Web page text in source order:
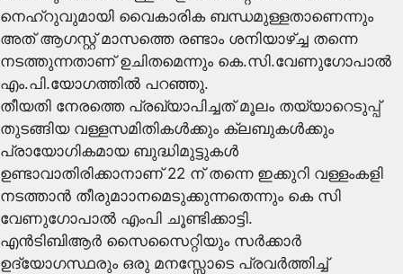
നെഹ്റുവുമായി വൈകാരിക ബന്ധമുള്ളതാണെന്നും
അത് ആഗസ്റ്റ് മാസത്തെ രണ്ടാം ശനിയാഴ്ച്ച തന്നെ
നടത്തുന്നതാണ് ഉചിതമെന്നും കെ.സി.വേണുഗോപാൽ
എം.പി.യോഗത്തിൽ പറഞ്ഞു.
തീയതി നേരത്തെ പ്രഖ്യാപിച്ചത് മൂലം തയ്യാറെടുപ്പ്
തുടങ്ങിയ വള്ളസമിതികൾക്കും ക്ലബുകൾക്കും
പ്രായോഗികമായ ബുദ്ധിമുട്ടുകൾ
ഉണ്ടാവാതിരിക്കാനാണ് 22 ന് തന്നെ ഇക്കുറി വള്ളംകളി
നടത്താൻ തീരുമാാനമെടുക്കുന്നതെന്നും കെ സി
വേണുഗോപാൽ എംപി ചൂണ്ടിക്കാട്ടി.
എൻടിബിആർ സൈസൈറ്റിയും സർക്കാർ
ഉദ്യോഗസ്ഥരും ഒരു മനസ്സോടെ പ്രവർത്തിച്ച്